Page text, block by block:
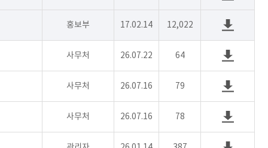
홍보부 17.02.14 12,022
사무처 26.07.22 64
사무처 26.07.16 79
사무처 26.07.16 78